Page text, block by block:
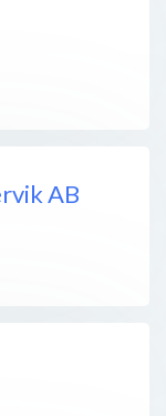
AB